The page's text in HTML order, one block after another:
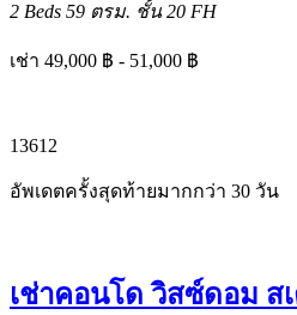
2 Beds 59 ตรม. ชั้น 20 FH
เช่า 49,000 ฿ - 51,000 ฿
13612
อัพเดตครั้งสุดท้ายมากกว่า 30 วัน
เช่าคอนโด วิสซ์ดอม ส